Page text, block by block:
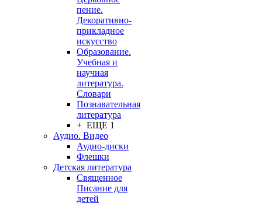
пение.
Декоративно-
прикладное
искусство
Образование.
Учебная и
научная
литература.
Словари
Познавательная
литература
+ ЕЩЕ 1
Аудио. Видео
Аудио-диски
Флешки
Детская литература
Священное
Писание для
детей